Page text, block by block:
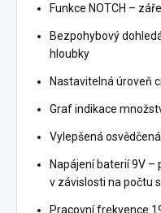
Funkce NOTCH –
Bezpohybový
hloubky
Nastavitelná úroveň
Graf indikace
Vylepšená
Napájení baterií 9V –
v závislosti na počtu
Pracovní frekvence